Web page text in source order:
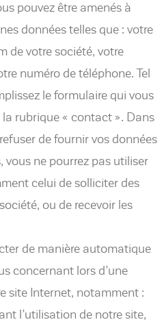
pouvez être amenés à
données telles que : votre
de votre société, votre
numéro de téléphone. Tel
le formulaire qui vous
rubrique « contact ». Dans
de fournir vos données
vous ne pourrez pas utiliser
celui de solliciter des
ou de recevoir les
de manière automatique
concernant lors d’une
site Internet, notamment :
l’utilisation de notre site,